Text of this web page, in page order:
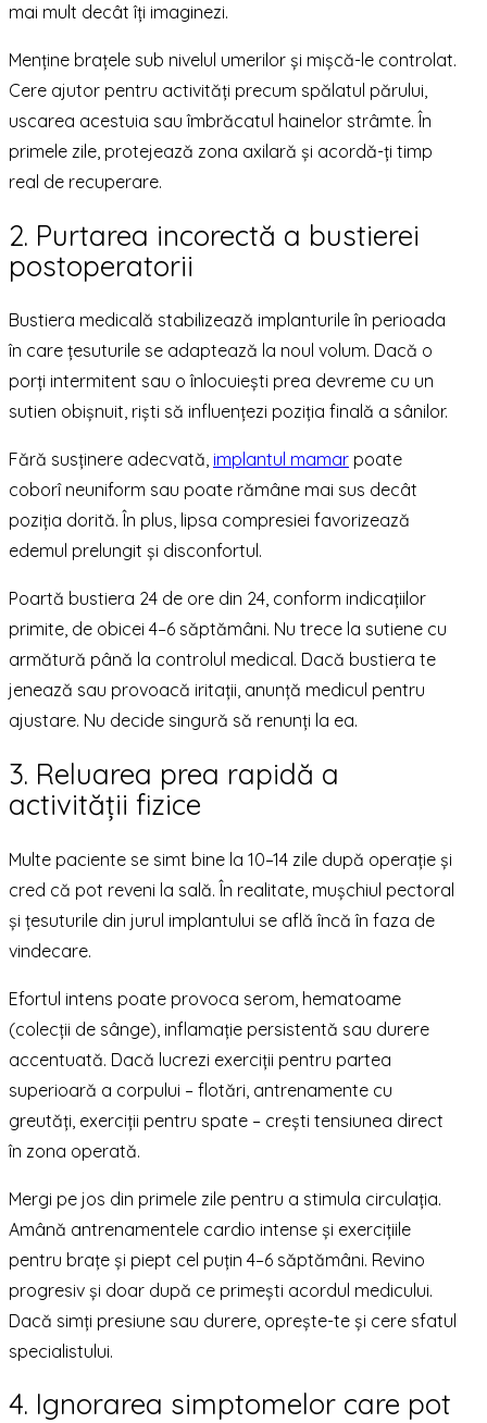
mai mult decât îți imaginezi.
Menține brațele sub nivelul umerilor și mișcă-le controlat.
Cere ajutor pentru activități precum spălatul părului,
uscarea acestuia sau îmbrăcatul hainelor strâmte. În
primele zile, protejează zona axilară și acordă-ți timp
real de recuperare.
2. Purtarea incorectă a bustierei
postoperatorii
Bustiera medicală stabilizează implanturile în perioada
în care țesuturile se adaptează la noul volum. Dacă o
porți intermitent sau o înlocuiești prea devreme cu un
sutien obișnuit, riști să influențezi poziția finală a sânilor.
Fără susținere adecvată, implantul mamar poate
coborî neuniform sau poate rămâne mai sus decât
poziția dorită. În plus, lipsa compresiei favorizează
edemul prelungit și disconfortul.
Poartă bustiera 24 de ore din 24, conform indicațiilor
primite, de obicei 4–6 săptămâni. Nu trece la sutiene cu
armătură până la controlul medical. Dacă bustiera te
jenează sau provoacă iritații, anunță medicul pentru
ajustare. Nu decide singură să renunți la ea.
3. Reluarea prea rapidă a
activității fizice
Multe paciente se simt bine la 10–14 zile după operație și
cred că pot reveni la sală. În realitate, mușchiul pectoral
și țesuturile din jurul implantului se află încă în faza de
vindecare.
Efortul intens poate provoca serom, hematoame
(colecții de sânge), inflamație persistentă sau durere
accentuată. Dacă lucrezi exerciții pentru partea
superioară a corpului – flotări, antrenamente cu
greutăți, exerciții pentru spate – crești tensiunea direct
în zona operată.
Mergi pe jos din primele zile pentru a stimula circulația.
Amână antrenamentele cardio intense și exercițiile
pentru brațe și piept cel puțin 4–6 săptămâni. Revino
progresiv și doar după ce primești acordul medicului.
Dacă simți presiune sau durere, oprește-te și cere sfatul
specialistului.
4. Ignorarea simptomelor care pot